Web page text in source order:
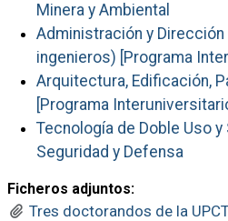
Minera y Ambiental
Administración y
ingenieros) [Programa
Arquitectura, Edificación,
[Programa
Tecnología de Doble Uso
Seguridad y Defensa
Ficheros adjuntos:
Tres doctorandos de la